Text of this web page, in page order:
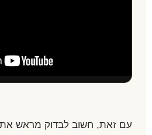
עם זאת, חשוב לבדוק מראש את